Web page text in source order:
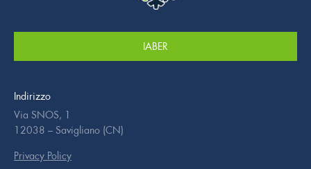
IABER
Indirizzo
Via SNOS, 1
12038 – Savigliano (CN)
Privacy Policy